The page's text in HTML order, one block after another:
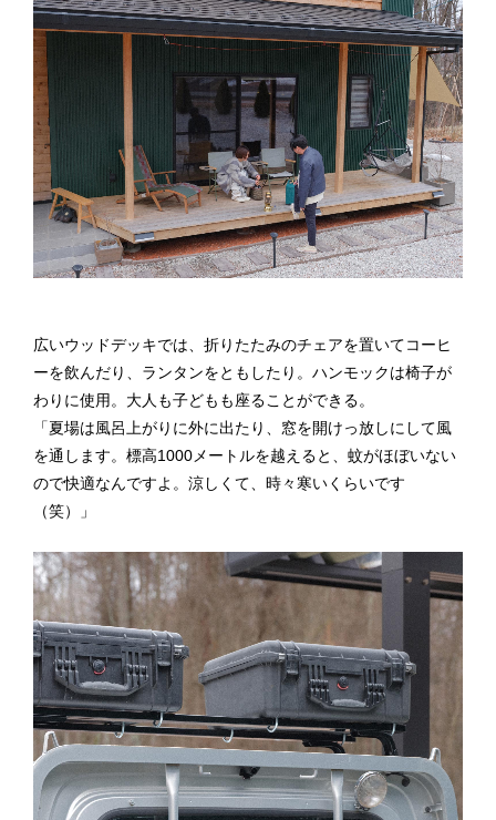
広いウッドデッキでは、折りたたみのチェアを置いてコーヒ
ーを飲んだり、ランタンをともしたり。ハンモックは椅子が
わりに使用。大人も子どもも座ることができる。
「夏場は風呂上がりに外に出たり、窓を開けっ放しにして風
を通します。標高1000メートルを越えると、蚊がほぼいない
ので快適なんですよ。涼しくて、時々寒いくらいです
（笑）」